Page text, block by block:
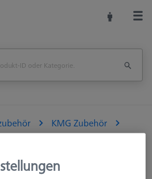
KMG Zubehör